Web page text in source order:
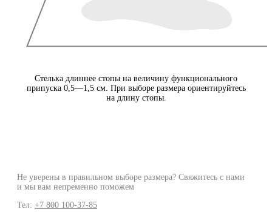
Стелька длиннее стопы на величину функционального
припуска 0,5—1,5 см. При выборе размера ориентируйтесь
на длину стопы.
Не уверены в правильном выборе размера? Свяжитесь с нами
и мы вам непременно поможем
Тел: +7 800 100-37-85